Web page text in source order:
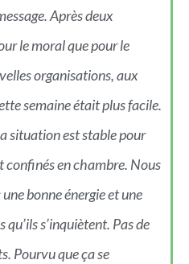
Après deux
le moral que pour le
organisations, aux
semaine était plus facile.
situation est stable pour
confinés en chambre. Nous
bonne énergie et une
s’inquiètent. Pas de
Pourvu que ça se